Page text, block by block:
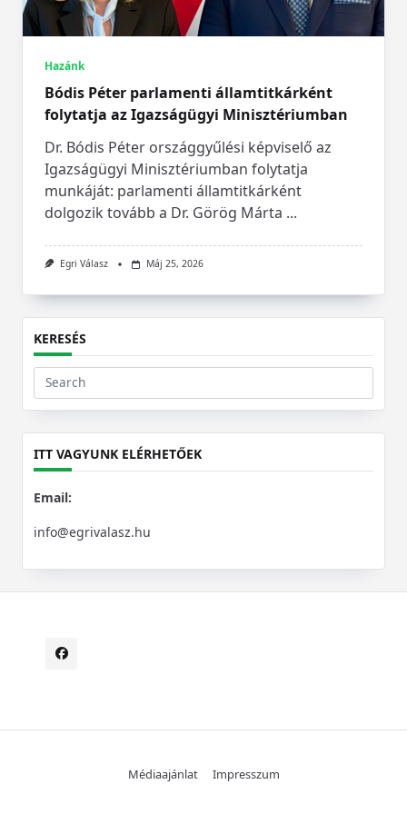
Hazánk
Bódis Péter parlamenti államtitkárként
folytatja az Igazságügyi Minisztériumban
Dr. Bódis Péter országgyűlési képviselő az
Igazságügyi Minisztériumban folytatja
munkáját: parlamenti államtitkárként
dolgozik tovább a Dr. Görög Márta ...
Egri Válasz Máj 25, 2026
KERESÉS
Search
for:
ITT VAGYUNK ELÉRHETŐEK
Email:
info@egrivalasz.hu
Médiaajánlat Impresszum